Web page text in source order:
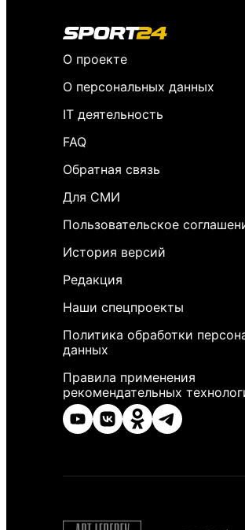
О проекте
О персональных данных
IT деятельность
FAQ
Обратная связь
Для СМИ
Пользовательское
История версий
Редакция
Наши спецпроекты
Политика обработки
данных
Правила применения
рекомендательных